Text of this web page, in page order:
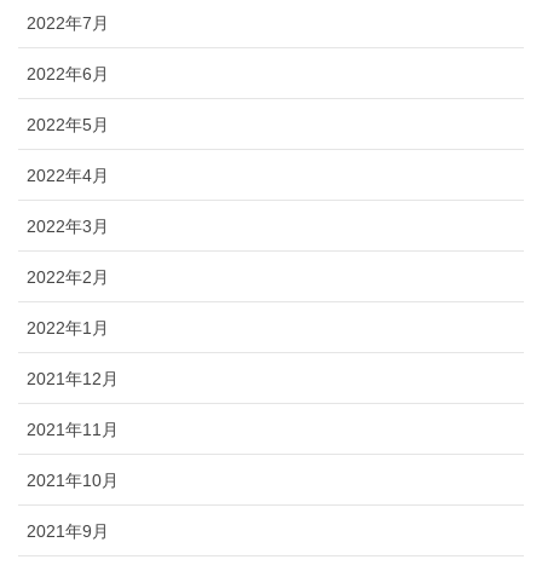
2022年7月
2022年6月
2022年5月
2022年4月
2022年3月
2022年2月
2022年1月
2021年12月
2021年11月
2021年10月
2021年9月